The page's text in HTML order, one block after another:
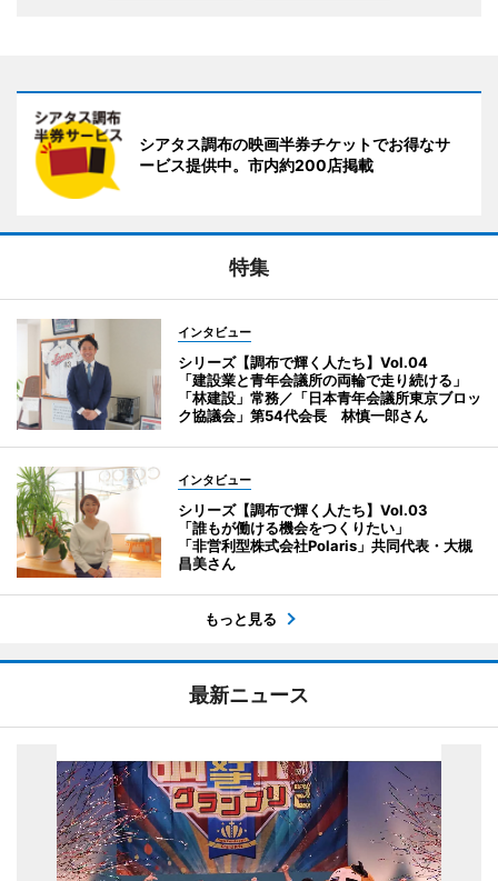
シアタス調布の映画半券チケットでお得なサ
ービス提供中。市内約200店掲載
特集
インタビュー
シリーズ【調布で輝く人たち】Vol.04
「建設業と青年会議所の両輪で走り続ける」
「林建設」常務／「日本青年会議所東京ブロッ
ク協議会」第54代会長 林慎一郎さん
インタビュー
シリーズ【調布で輝く人たち】Vol.03
「誰もが働ける機会をつくりたい」
「非営利型株式会社Polaris」共同代表・大槻
昌美さん
もっと見る
最新ニュース